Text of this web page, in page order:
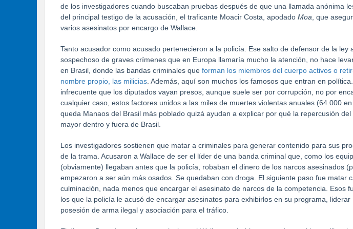
de los investigadores cuando buscaban pruebas después de que una llamada anónima
del principal testigo de la acusación, el traficante Moacir Costa, apodado Moa , que
varios asesinatos por encargo de Wallace.
Tanto acusador como acusado pertenecieron a la policía. Ese salto de defensor de la ley
sospechoso de graves crímenes que en Europa llamaría mucho la atención, no hace
en Brasil, donde las bandas criminales que forman los miembros del cuerpo activos o
nombre propio, las milicias . Además, aquí son muchos los famosos que entran en
infrecuente que los diputados vayan presos, aunque suele ser por corrupción, no por
cualquier caso, estos factores unidos a las miles de muertes violentas anuales (64.000
queda Manaos del Brasil más poblado quizá ayudan a explicar por qué la repercusión del
mayor dentro y fuera de Brasil.
Los investigadores sostienen que matar a criminales para generar contenido para sus
de la trama. Acusaron a Wallace de ser el líder de una banda criminal que, como los
(obviamente) llegaban antes que la policía, robaban el dinero de los narcos asesinados
empezaron a ser aún más osados. Se quedaban con droga. El siguiente paso fue matar
culminación, nada menos que encargar el asesinato de narcos de la competencia. Esos
los que la policía le acusó de encargar asesinatos para exhibirlos en su programa, liderar
posesión de arma ilegal y asociación para el tráfico.